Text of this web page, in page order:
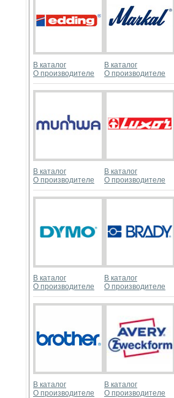
В каталог
О производителе
В каталог
О производителе
В каталог
О производителе
В каталог
О производителе
В каталог
О производителе
В каталог
О производителе
В каталог
О производителе
В каталог
О производителе